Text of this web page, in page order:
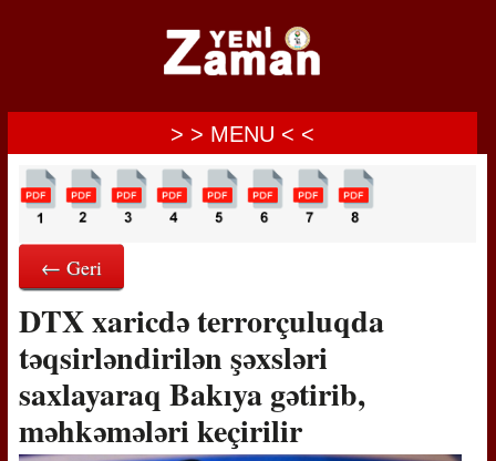
> > MENU < <
← Geri
DTX xaricdə terrorçuluqda
təqsirləndirilən şəxsləri
saxlayaraq Bakıya gətirib,
məhkəmələri keçirilir